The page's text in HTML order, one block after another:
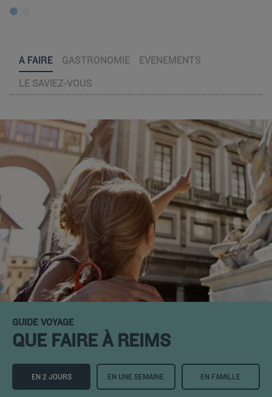
A FAIRE GASTRONOMIE
EVENEMENTS
LE SAVIEZ-VOUS
GUIDE VOYAGE
QUE FAIRE À REIMS
EN 2 JOURS EN UNE SEMAINE EN FAMILLE